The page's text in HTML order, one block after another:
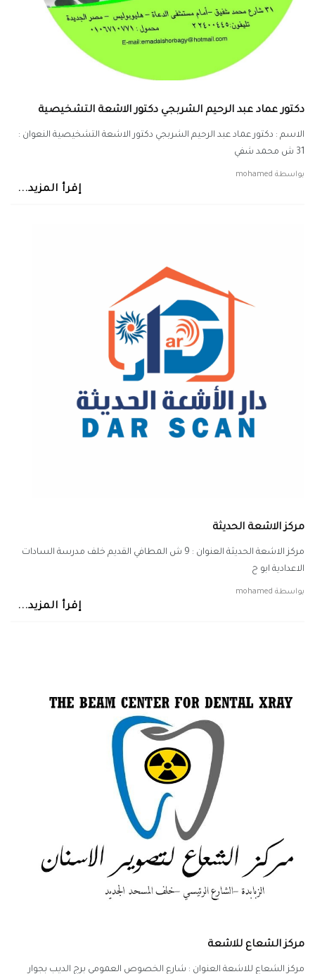
دكتور عماد عبد الرحيم الشربجي دكتور الاشعة التشخيصية
الاسم : دكتور عماد عبد الرحيم الشربجي دكتور الاشعة التشخيصية النعوان :
31 ش محمد شفي
بواسطة mohamed
إقرأ المزيد...
مركز الاشعة الحديثة
مركز الاشعة الحديثة العنوان : 9 ش المطافي القديم خلف مدرسة السادات
الاعدادية ابو ح
بواسطة mohamed
إقرأ المزيد...
مركز الشعاع للاشعة
مركز الشعاع للاشعة العنوان : شارع الخصوص العمومي برج الديب بجوار